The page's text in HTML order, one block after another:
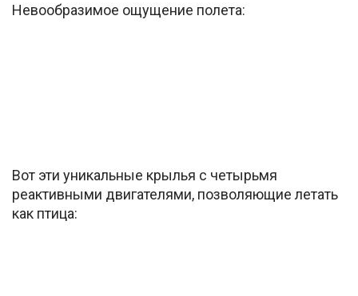
Невообразимое ощущение полета:
Вот эти уникальные крылья с четырьмя
реактивными двигателями, позволяющие летать
как птица: